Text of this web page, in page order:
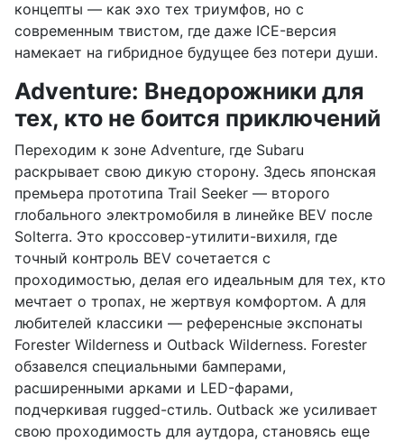
концепты — как эхо тех триумфов, но с
современным твистом, где даже ICE-версия
намекает на гибридное будущее без потери души.
Adventure: Внедорожники для
тех, кто не боится приключений
Переходим к зоне Adventure, где Subaru
раскрывает свою дикую сторону. Здесь японская
премьера прототипа Trail Seeker — второго
глобального электромобиля в линейке BEV после
Solterra. Это кроссовер-утилити-вихиля, где
точный контроль BEV сочетается с
проходимостью, делая его идеальным для тех, кто
мечтает о тропах, не жертвуя комфортом. А для
любителей классики — референсные экспонаты
Forester Wilderness и Outback Wilderness. Forester
обзавелся специальными бамперами,
расширенными арками и LED-фарами,
подчеркивая rugged-стиль. Outback же усиливает
свою проходимость для аутдора, становясь еще